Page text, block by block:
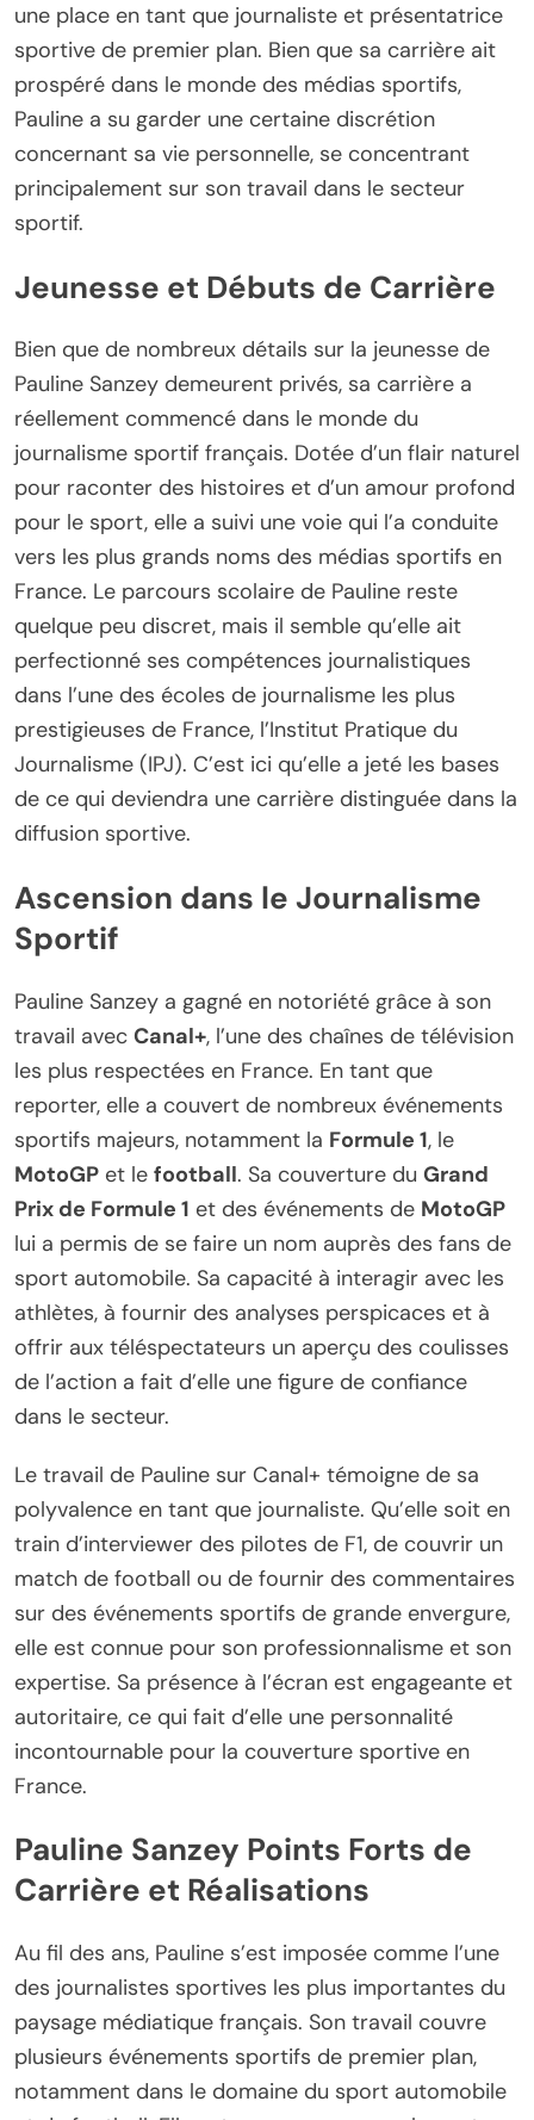
une place en tant que journaliste et présentatrice
sportive de premier plan. Bien que sa carrière ait
prospéré dans le monde des médias sportifs,
Pauline a su garder une certaine discrétion
concernant sa vie personnelle, se concentrant
principalement sur son travail dans le secteur
sportif.
Jeunesse et Débuts de Carrière
Bien que de nombreux détails sur la jeunesse de
Pauline Sanzey demeurent privés, sa carrière a
réellement commencé dans le monde du
journalisme sportif français. Dotée d’un flair naturel
pour raconter des histoires et d’un amour profond
pour le sport, elle a suivi une voie qui l’a conduite
vers les plus grands noms des médias sportifs en
France. Le parcours scolaire de Pauline reste
quelque peu discret, mais il semble qu’elle ait
perfectionné ses compétences journalistiques
dans l’une des écoles de journalisme les plus
prestigieuses de France, l’Institut Pratique du
Journalisme (IPJ). C’est ici qu’elle a jeté les bases
de ce qui deviendra une carrière distinguée dans la
diffusion sportive.
Ascension dans le Journalisme
Sportif
Pauline Sanzey a gagné en notoriété grâce à son
travail avec Canal+, l’une des chaînes de télévision
les plus respectées en France. En tant que
reporter, elle a couvert de nombreux événements
sportifs majeurs, notamment la Formule 1, le
MotoGP et le football. Sa couverture du Grand
Prix de Formule 1 et des événements de MotoGP
lui a permis de se faire un nom auprès des fans de
sport automobile. Sa capacité à interagir avec les
athlètes, à fournir des analyses perspicaces et à
offrir aux téléspectateurs un aperçu des coulisses
de l’action a fait d’elle une figure de confiance
dans le secteur.
Le travail de Pauline sur Canal+ témoigne de sa
polyvalence en tant que journaliste. Qu’elle soit en
train d’interviewer des pilotes de F1, de couvrir un
match de football ou de fournir des commentaires
sur des événements sportifs de grande envergure,
elle est connue pour son professionnalisme et son
expertise. Sa présence à l’écran est engageante et
autoritaire, ce qui fait d’elle une personnalité
incontournable pour la couverture sportive en
France.
Pauline Sanzey Points Forts de
Carrière et Réalisations
Au fil des ans, Pauline s’est imposée comme l’une
des journalistes sportives les plus importantes du
paysage médiatique français. Son travail couvre
plusieurs événements sportifs de premier plan,
notamment dans le domaine du sport automobile